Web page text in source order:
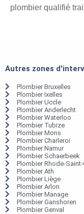
plombier qualifié
Autres zones
Plombier Bruxelles
Plombier Ixelles
Plombier Uccle
Plombier Anderlecht
Plombier Waterloo
Plombier Tubize
Plombier Mons
Plombier Charleroi
Plombier Namur
Plombier Schaerbeek
Plombier Rhode-Saint-
Plombier Ath
Plombier Liège
Plombier Arlon
Plombier Manage
Plombier Ganshoren
Plombier Genval